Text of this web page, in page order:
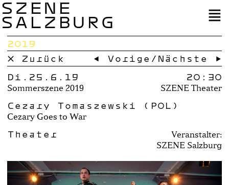
SZENE
SALZBURG
2019
× Zurück
← Vorige / Nächste →
Di.25.6.19
Sommerszene 2019
20:30
SZENE Theater
Cezary Tomaszewski (POL)
Cezary Goes to War
Theater
Veranstalter:
SZENE Salzburg